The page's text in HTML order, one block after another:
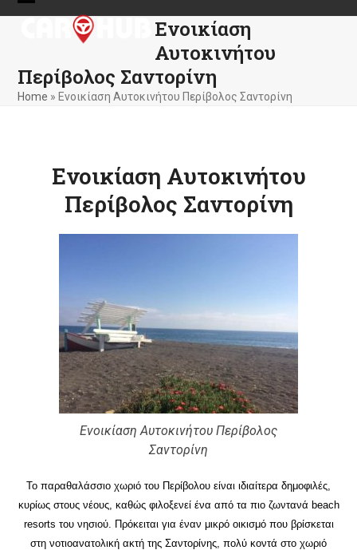
Skip
Open
menu
Close
menu
Ενοικίαση
Αυτοκινήτου
Περίβολος Σαντορίνη
Home » Ενοικίαση Αυτοκινήτου Περίβολος Σαντορίνη
Ενοικίαση Αυτοκινήτου
Περίβολος Σαντορίνη
Ενοικίαση Αυτοκινήτου Περίβολος
Σαντορίνη
Το παραθαλάσσιο χωριό του Περίβολου είναι ιδιαίτερα δημοφιλές,
κυρίως στους νέους, καθώς φιλοξενεί ένα από τα πιο ζωντανά beach
resorts του νησιού. Πρόκειται για έναν μικρό οικισμό που βρίσκεται
στη νοτιοανατολική ακτή της Σαντορίνης, πολύ κοντά στο χωριό